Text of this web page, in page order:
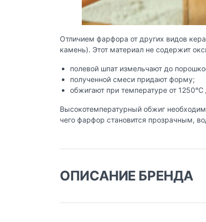
Отличием фарфора от других видов
камень). Этот материал не содержит
полевой шпат измельчают до
полученной смеси придают форму;
обжигают при температуре от 1250°C
Высокотемпературный обжиг
чего фарфор становится прозрачным,
ОПИСАНИЕ БРЕНДА